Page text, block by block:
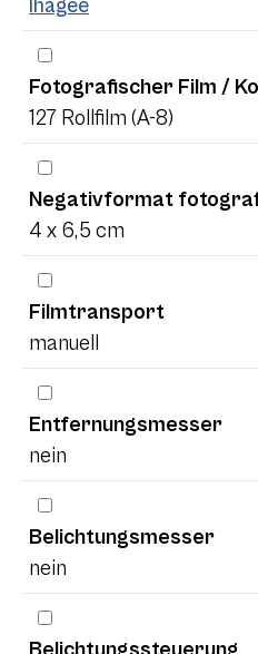
Ihagee
Fotografischer Film /
127 Rollfilm (A-8)
Negativformat
4 x 6,5 cm
Filmtransport
manuell
Entfernungsmesser
nein
Belichtungsmesser
nein